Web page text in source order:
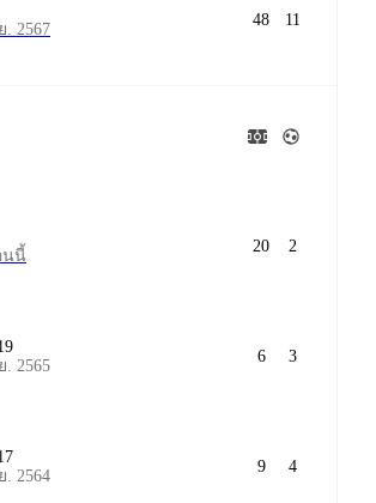
. 2567
48 11
นนี้
20 2
. 2565
6 3
. 2564
9 4